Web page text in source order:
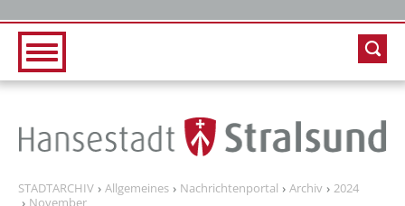
STADTARCHIV Allgemeines Nachrichtenportal Archiv
2024
November